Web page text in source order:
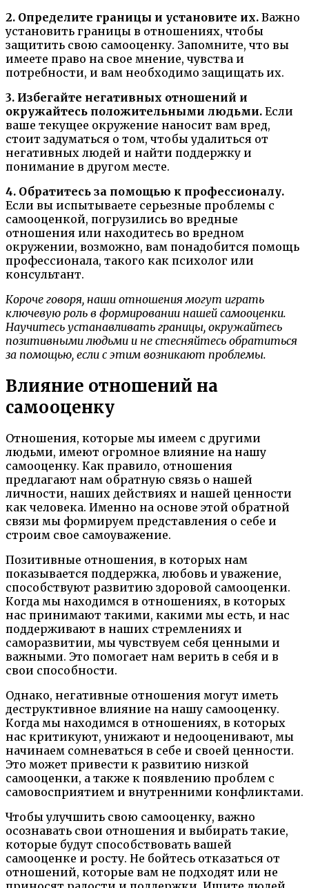
2. Определите границы и установите их. Важно
установить границы в отношениях, чтобы
защитить свою самооценку. Запомните, что вы
имеете право на свое мнение, чувства и
потребности, и вам необходимо защищать их.
3. Избегайте негативных отношений и
окружайтесь положительными людьми. Если
ваше текущее окружение наносит вам вред,
стоит задуматься о том, чтобы удалиться от
негативных людей и найти поддержку и
понимание в другом месте.
4. Обратитесь за помощью к профессионалу.
Если вы испытываете серьезные проблемы с
самооценкой, погрузились во вредные
отношения или находитесь во вредном
окружении, возможно, вам понадобится помощь
профессионала, такого как психолог или
консультант.
Короче говоря, наши отношения могут играть
ключевую роль в формировании нашей самооценки.
Научитесь устанавливать границы, окружайтесь
позитивными людьми и не стесняйтесь обратиться
за помощью, если с этим возникают проблемы.
Влияние отношений на
самооценку
Отношения, которые мы имеем с другими
людьми, имеют огромное влияние на нашу
самооценку. Как правило, отношения
предлагают нам обратную связь о нашей
личности, наших действиях и нашей ценности
как человека. Именно на основе этой обратной
связи мы формируем представления о себе и
строим свое самоуважение.
Позитивные отношения, в которых нам
показывается поддержка, любовь и уважение,
способствуют развитию здоровой самооценки.
Когда мы находимся в отношениях, в которых
нас принимают такими, какими мы есть, и нас
поддерживают в наших стремлениях и
саморазвитии, мы чувствуем себя ценными и
важными. Это помогает нам верить в себя и в
свои способности.
Однако, негативные отношения могут иметь
деструктивное влияние на нашу самооценку.
Когда мы находимся в отношениях, в которых
нас критикуют, унижают и недооценивают, мы
начинаем сомневаться в себе и своей ценности.
Это может привести к развитию низкой
самооценки, а также к появлению проблем с
самовосприятием и внутренними конфликтами.
Чтобы улучшить свою самооценку, важно
осознавать свои отношения и выбирать такие,
которые будут способствовать вашей
самооценке и росту. Не бойтесь отказаться от
отношений, которые вам не подходят или не